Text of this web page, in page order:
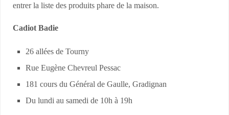
entrer la liste des produits phare de la maison.
Cadiot Badie
26 allées de Tourny
Rue Eugène Chevreul Pessac
181 cours du Général de Gaulle, Gradignan
Du lundi au samedi de 10h à 19h